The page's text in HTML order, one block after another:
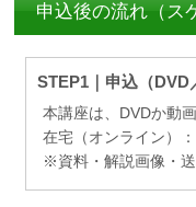
申込後の流れ（ス
STEP1｜申込（DVD
本講座は、DVDか動
在宅（オンライン）
※資料・解説画像・